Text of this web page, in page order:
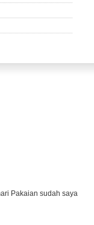
Pakaian sudah saya